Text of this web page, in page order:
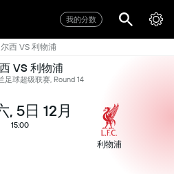
我的分数
西 VS 利物浦
VS 利物浦
足球超级联赛, Round 14
, 5日 12月
15:00
利物浦